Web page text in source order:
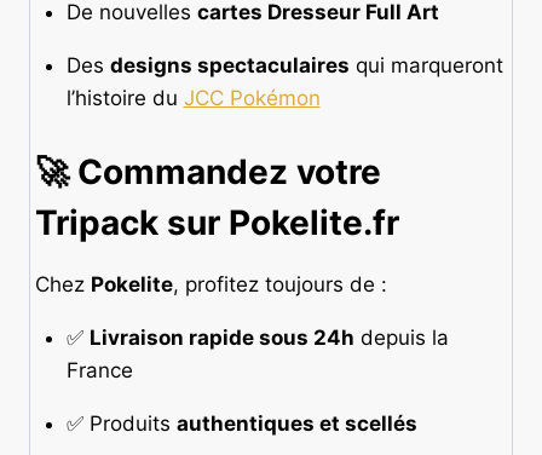
De nouvelles cartes Dresseur Full Art
Des designs spectaculaires qui marqueront
l’histoire du JCC Pokémon
🚀 Commandez votre
Tripack sur Pokelite.fr
Chez Pokelite, profitez toujours de :
✅ Livraison rapide sous 24h depuis la
France
✅ Produits authentiques et scellés